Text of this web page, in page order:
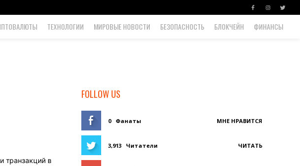
ТЕХНОЛОГИИ МИРОВЫЕ НОВОСТИ БЕЗОПАСНОСТЬ БЛОКЧЕЙН ФИНАНСЫ
транзакций в
FOLLOW US
0 Фанаты МНЕ НРАВИТСЯ
3,913 Читатели ЧИТАТЬ